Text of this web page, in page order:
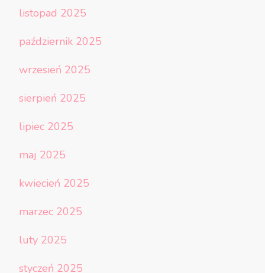
listopad 2025
październik 2025
wrzesień 2025
sierpień 2025
lipiec 2025
maj 2025
kwiecień 2025
marzec 2025
luty 2025
styczeń 2025